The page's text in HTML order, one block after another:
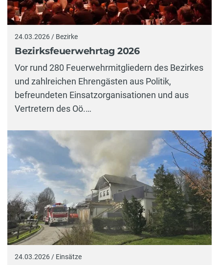
24.03.2026 / Bezirke
Bezirksfeuerwehrtag 2026
Vor rund 280 Feuerwehrmitgliedern des Bezirkes
und zahlreichen Ehrengästen aus Politik,
befreundeten Einsatzorganisationen und aus
Vertretern des Oö.…
24.03.2026 / Einsätze